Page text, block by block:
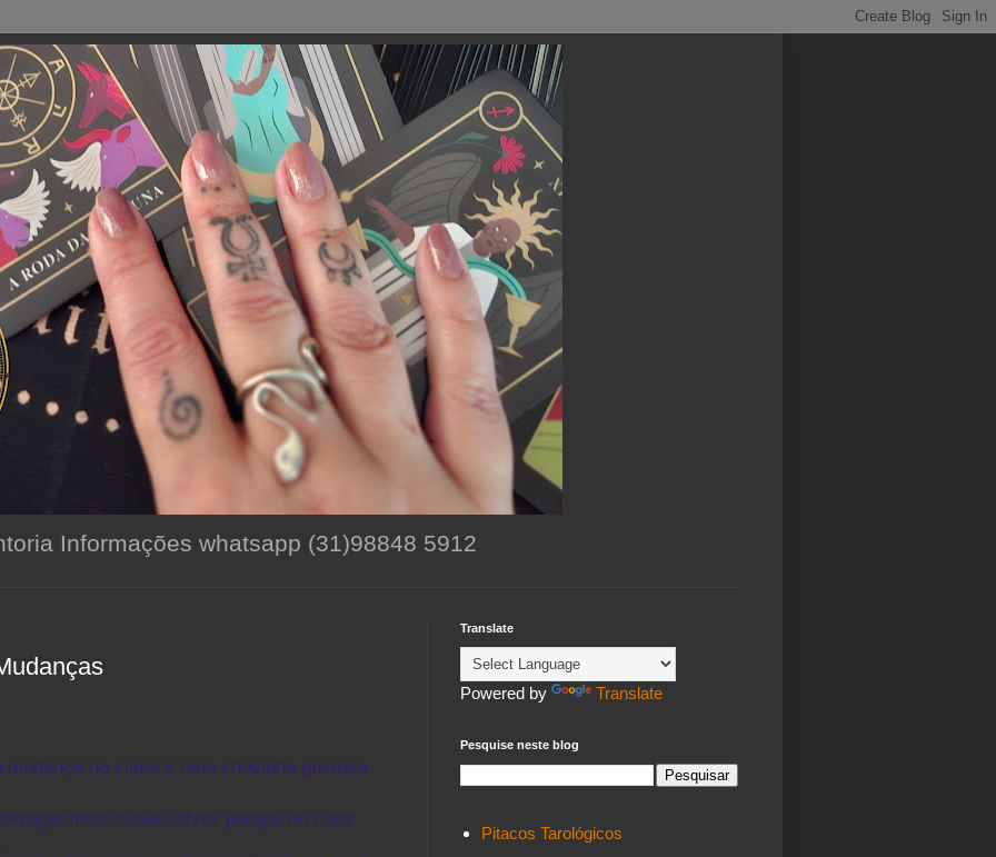
Informações whatsapp (31)98848 5912
no clima e uma chuvinha gostosa
suave,talvez porque no calor
Translate
Powered by Translate
Pesquise neste blog
Pitacos Tarológicos